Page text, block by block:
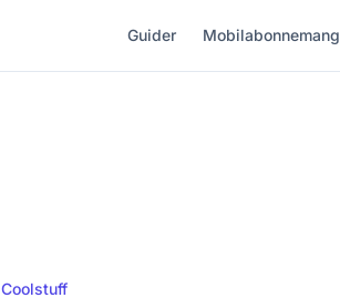
Guider Mobilabonnemang
Coolstuff